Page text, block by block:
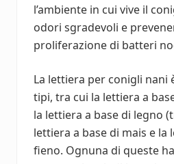
l’ambiente in cui vive il
odori sgradevoli e
proliferazione di batteri
La lettiera per conigli nani
tipi, tra cui la lettiera a
la lettiera a base di legno
lettiera a base di mais e la
fieno. Ognuna di queste